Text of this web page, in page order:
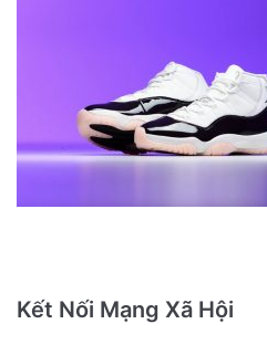
Kết Nối Mạng Xã Hội